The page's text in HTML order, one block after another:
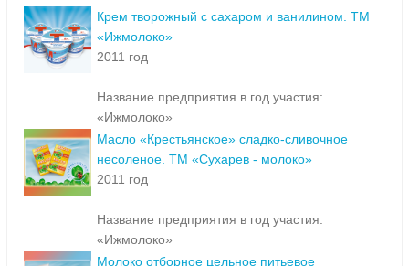
Крем творожный с сахаром и ванилином. ТМ
«Ижмолоко»
2011 год
Название предприятия в год участия:
«Ижмолоко»
Масло «Крестьянское» сладко-сливочное
несоленое. ТМ «Сухарев - молоко»
2011 год
Название предприятия в год участия:
«Ижмолоко»
Молоко отборное цельное питьевое